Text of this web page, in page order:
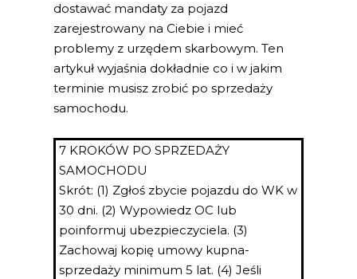
dostawać mandaty za pojazd
zarejestrowany na Ciebie i mieć
problemy z urzędem skarbowym. Ten
artykuł wyjaśnia dokładnie co i w jakim
terminie musisz zrobić po sprzedaży
samochodu.
7 KROKÓW PO SPRZEDAŻY
SAMOCHODU
Skrót: (1) Zgłoś zbycie pojazdu do WK w
30 dni. (2) Wypowiedz OC lub
poinformuj ubezpieczyciela. (3)
Zachowaj kopię umowy kupna-
sprzedaży minimum 5 lat. (4) Jeśli